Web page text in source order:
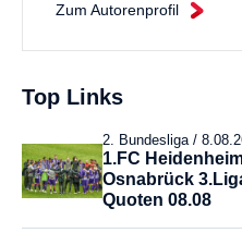
Zum Autorenprofil
Top Links
2. Bundesliga /
1.FC
Osnabrück
Quoten 08.08